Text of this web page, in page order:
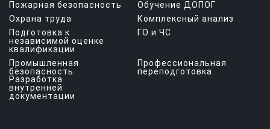
Пожарная безопасность
Обучение ДОПОГ
Охрана труда
Комплексный анализ
Подготовка к
независимой оценке
квалификации
ГО и ЧС
Промышленная
безопасность
Профессиональная
переподготовка
Разработка
внутренней
документации